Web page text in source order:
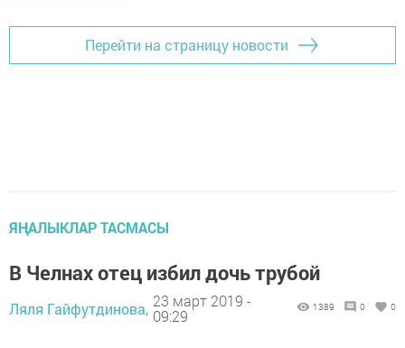
Перейти на страницу новости
ЯҢАЛЫКЛАР ТАСМАСЫ
В Челнах отец избил дочь трубой
Ляля Гайфутдинова, 23 март 2019 -
09:29
1389 0 0